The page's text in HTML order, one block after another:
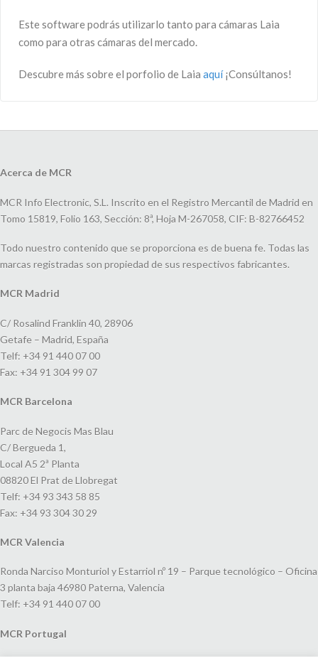
Este software podrás utilizarlo tanto para cámaras Laia
como para otras cámaras del mercado.
Descubre más sobre el porfolio de Laia aquí¡Consúltanos!
Acerca de MCR
MCR Info Electronic, S.L. Inscrito en el Registro Mercantil de Madrid en
Tomo 15819, Folio 163, Sección: 8ª, Hoja M-267058, CIF: B-82766452
Todo nuestro contenido que se proporciona es de buena fe. Todas las
marcas registradas son propiedad de sus respectivos fabricantes.
MCR Madrid
C/ Rosalind Franklin 40, 28906
Getafe – Madrid, España
Telf: +34 91 440 07 00
Fax: +34 91 304 99 07
MCR Barcelona
Parc de Negocis Mas Blau
C/ Bergueda 1,
Local A5 2ª Planta
08820 El Prat de Llobregat
Telf: +34 93 343 58 85
Fax: +34 93 304 30 29
MCR Valencia
Ronda Narciso Monturiol y Estarriol nº 19 – Parque tecnológico – Oficina
3 planta baja 46980 Paterna, Valencia
Telf: +34 91 440 07 00
MCR Portugal